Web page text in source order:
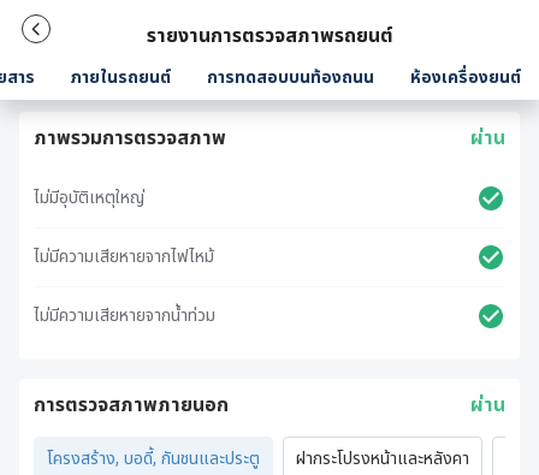
รายงานการตรวจสภาพรถยนต์
าร ภายในรถยนต์ การทดสอบบนท้องถนน ห้องเครื่องยนต์
ภาพรวมการตรวจสภาพ ผ่าน
ไม่มีอุบัติเหตุใหญ่
ไม่มีความเสียหายจากไฟไหม้
ไม่มีความเสียหายจากน้ำท่วม
การตรวจสภาพภายนอก ผ่าน
โครงสร้าง, บอดี้, กันชนและประตู ฝากระโปรงหน้าและหลังคา